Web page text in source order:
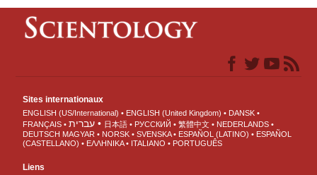
Sites internationaux
ENGLISH (US/International) ENGLISH (United Kingdom)
DANSK
FRANÇAIS
עברית 日本語 РУССКИЙ 繁體中文
NEDERLANDS
DEUTSCH MAGYAR NORSK SVENSKA ESPAÑOL (LATINO)
ESPAÑOL
(CASTELLANO)
ΕΛΛΗΝΙΚA ITALIANO PORTUGUÊS
Liens